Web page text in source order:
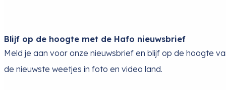
Blijf op de hoogte met de Hafo nieuwsbrief
Meld je aan voor onze nieuwsbrief en blijf op de hoogte
de nieuwste weetjes in foto en video land.